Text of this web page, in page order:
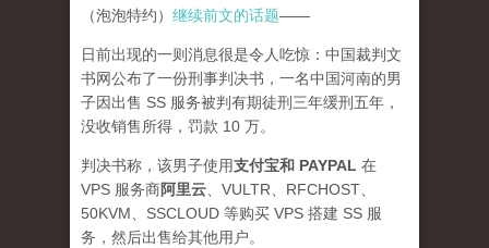
（泡泡特约） 继续前文的话题——
日前出现的一则消息很是令人吃惊：中国裁判文
书网公布了一份刑事判决书，一名中国河南的男
子因出售 SS 服务被判有期徒刑三年缓刑五年，
没收销售所得，罚款 10 万。
判决书称，该男子使用支付宝和 PAYPAL 在
VPS 服务商阿里云 、VULTR、RFCHOST、
50KVM、SSCLOUD 等购买 VPS 搭建 SS 服
务，然后出售给其他用户。